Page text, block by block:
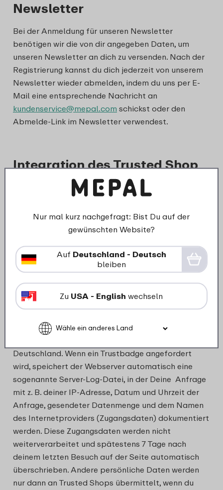
Newsletter
Bei der Anmeldung für unseren Newsletter
benötigen wir die von dir angegeben Daten, um
unseren Newsletter an dich zu versenden. Nach der
Registrierung kannst du dich jederzeit von unserem
Newsletter wieder abmelden, indem du uns per E-
Mail eine entsprechende Nachricht an
kundenservice@mepal.com schickst oder den
Abmelde-Link im Newsletter verwendest.
Integration des Trusted Shop
Gütesiegels
gesammelte Bewertungen und das Produktangebot
von Trusted Shops nach einer Bestellung anbieten
Shops Trustbadge integriert.
Nach Abwägung unsere verschiedenen Interessen
schützt dies unsere Bestrebungenfür die optimale
Vermarktung unseres Angebots. Das Trusted Shop
Dienstleistungen sind ein Angebot der TRUSTED
Deutschland. Wenn ein Trustbadge angefordert
wird, speichert der Webserver automatisch eine
sogenannte Server-Log-Datei, in der Deine Anfrage
mit z. B. deiner IP-Adresse, Datum und Uhrzeit der
Anfrage, gesendeter Datenmenge und dem Namen
des Internetproviders (Zugangsdaten) dokumentiert
werden. Diese Zugangsdaten werden nicht
weiterverarbeitet und spätestens 7 Tage nach
deinem letzten Besuch auf der Seite automatisch
überschrieben. Andere persönliche Daten werden
nur dann an Trusted Shops übermittelt, wenn du
Nur mal kurz nachgefragt: Bist Du auf der
gewünschten Website?
Auf Deutschland - Deutsch
bleiben
Zu USA - English wechseln